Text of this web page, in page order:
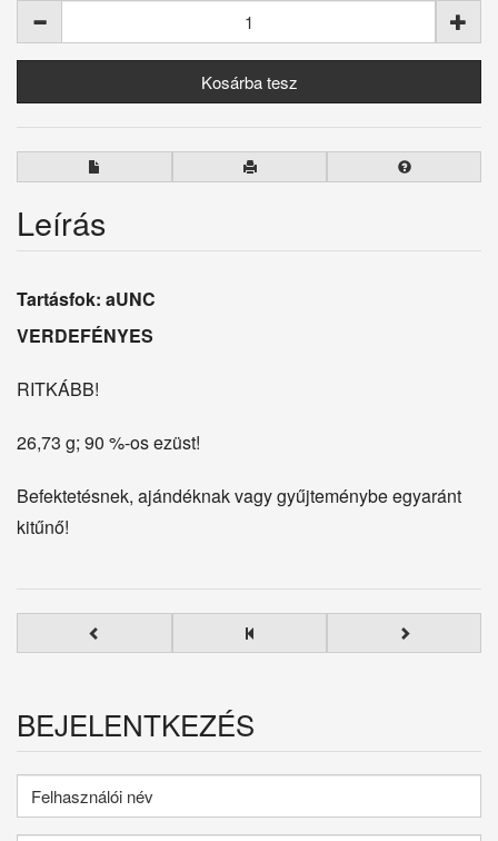
Leírás
Tartásfok: aUNC
VERDEFÉNYES
RITKÁBB!
26,73 g; 90 %-os ezüst!
Befektetésnek, ajándéknak vagy gyűjteménybe egyaránt
kitűnő!
BEJELENTKEZÉS